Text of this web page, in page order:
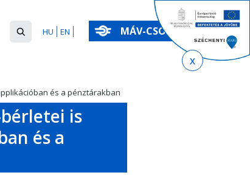
EN
HU
Keresés
űrlap
Keresés
MÁV-CSOPORT
és a pénztárakban
is
és a